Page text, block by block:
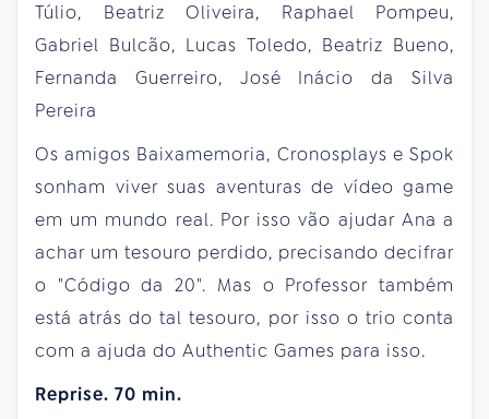
Túlio, Beatriz Oliveira, Raphael Pompeu,
Gabriel Bulcão, Lucas Toledo, Beatriz Bueno,
Fernanda Guerreiro, José Inácio da Silva
Pereira
Os amigos Baixamemoria, Cronosplays e Spok
sonham viver suas aventuras de vídeo game
em um mundo real. Por isso vão ajudar Ana a
achar um tesouro perdido, precisando decifrar
o "Código da 20". Mas o Professor também
está atrás do tal tesouro, por isso o trio conta
com a ajuda do Authentic Games para isso.
Reprise. 70 min.